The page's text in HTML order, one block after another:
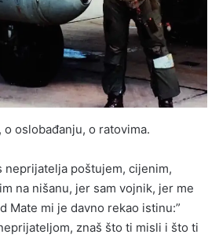
oslobađanju, o ratovima.
neprijatelja poštujem, cijenim,
na nišanu, jer sam vojnik, jer me
Mate mi je davno rekao istinu:”
znaš što ti misli i što ti